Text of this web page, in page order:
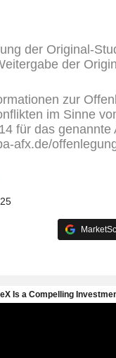
der Original-
der
zur
im Sinne
für das
afx.de/